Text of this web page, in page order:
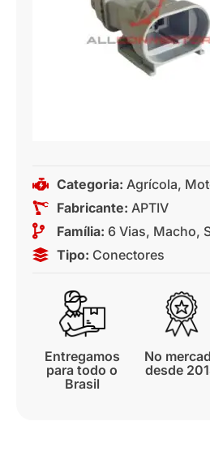
Categoria: Agrícola,
Fabricante: APTIV
Família: 6 Vias, Macho,
Tipo: Conectores
Entregamos
para todo o
Brasil
No
desde